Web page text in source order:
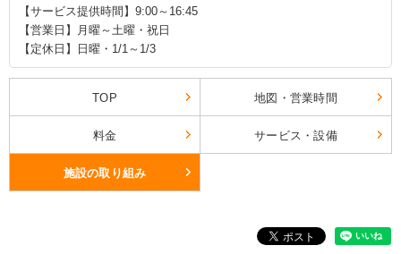
【サービス提供時間】9:00～16:45
【営業日】月曜～土曜・祝日
【定休日】日曜・1/1～1/3
TOP 地図・営業時間
料金 サービス・設備
施設の取り組み